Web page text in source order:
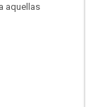
aquellas